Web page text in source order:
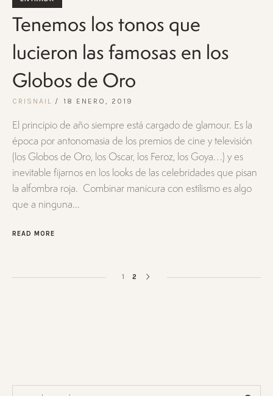
Tenemos los tonos que
lucieron las famosas en los
Globos de Oro
CRISNAIL 18 ENERO, 2019
El principio de año siempre está cargado de glamour. Es la
época por antonomasia de los premios de cine y televisión
(los Globos de Oro, los Oscar, los Feroz, los Goya…) y es
inevitable fijarnos en los looks de las celebridades que pisan
la alfombra roja. Combinar manicura con estilismo es algo
que a ninguna...
READ MORE
1 2